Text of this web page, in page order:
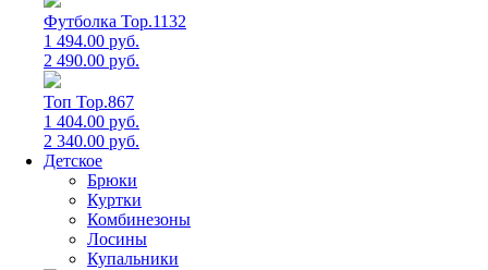
Футболка Top.1132
1 494.00 руб.
2 490.00 руб.
Топ Top.867
1 404.00 руб.
2 340.00 руб.
Детское
Брюки
Куртки
Комбинезоны
Лосины
Купальники